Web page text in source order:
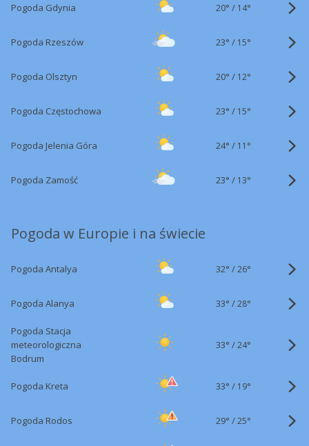
Pogoda Gdynia 20° / 14°
Pogoda Rzeszów 23° / 15°
Pogoda Olsztyn 20° / 12°
Pogoda Częstochowa 23° / 15°
Pogoda Jelenia Góra 24° / 11°
Pogoda Zamość 23° / 13°
Pogoda w Europie i na świecie
Pogoda Antalya 32° /26°
Pogoda Alanya 33° /28°
Pogoda Stacja
meteorologiczna
Bodrum
33° /24°
Pogoda Kreta 33° / 19°
Pogoda Rodos 29° /25°